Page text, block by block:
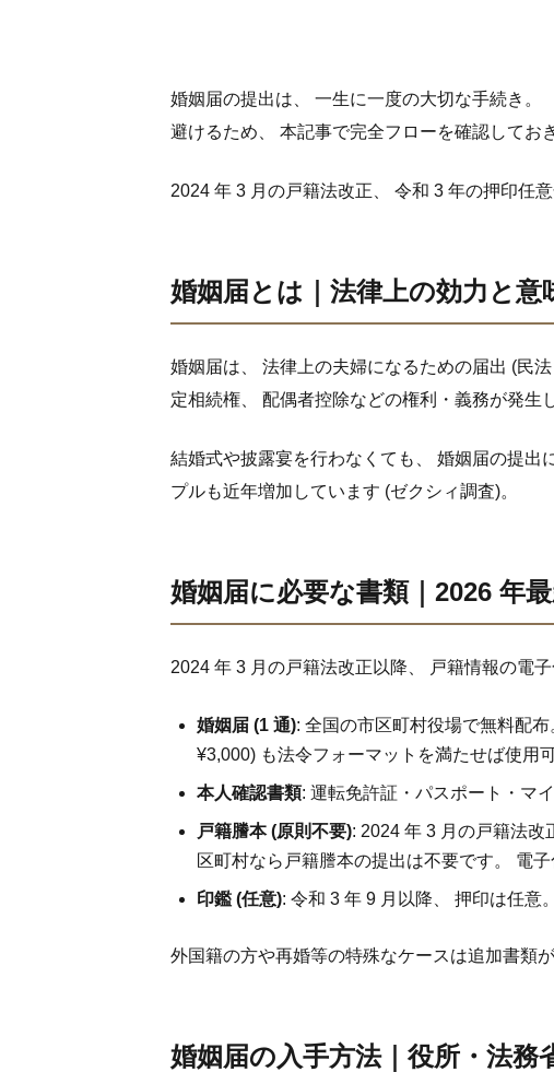
婚姻届の提出は、 一生に一度の大切な手続き。
避けるため、 本記事で完全フローを確認してお
2024 年 3 月の戸籍法改正、 令和 3 年の押印任
婚姻届とは｜法律上の効力と意
婚姻届は、 法律上の夫婦になるための届出 (民
定相続権、 配偶者控除などの権利・義務が発生
結婚式や披露宴を行わなくても、 婚姻届の提出
プルも近年増加しています (ゼクシィ調査)。
婚姻届に必要な書類｜2026 年
2024 年 3 月の戸籍法改正以降、 戸籍情報の電
婚姻届 (1 通): 全国の市区町村役場で無料配
¥3,000) も法令フォーマットを満たせば使用可
本人確認書類: 運転免許証・パスポート・マ
戸籍謄本 (原則不要): 2024 年 3 月の戸籍法
区町村なら戸籍謄本の提出は不要です。 電
印鑑 (任意): 令和 3 年 9 月以降、 押印は任意
外国籍の方や再婚等の特殊なケースは追加書類
婚姻届の入手方法｜役所・法務